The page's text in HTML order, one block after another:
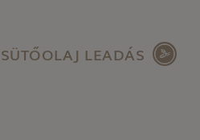
SÜTŐOLAJ LEADÁS